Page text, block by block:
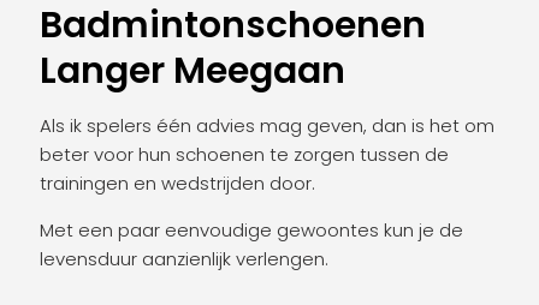
Badmintonschoenen
Langer Meegaan
Als ik spelers één advies mag geven, dan is het om
beter voor hun schoenen te zorgen tussen de
trainingen en wedstrijden door.
Met een paar eenvoudige gewoontes kun je de
levensduur aanzienlijk verlengen.